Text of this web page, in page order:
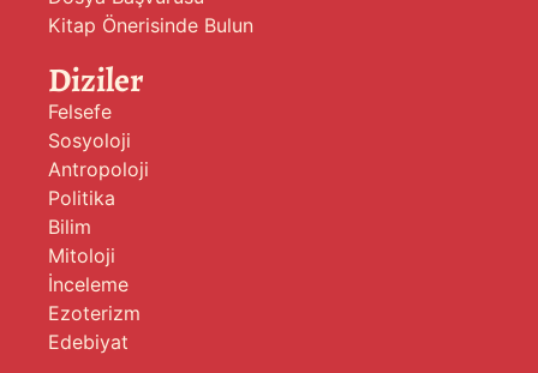
Kitap Önerisinde Bulun
Diziler
Felsefe
Sosyoloji
Antropoloji
Politika
Bilim
Mitoloji
İnceleme
Ezoterizm
Edebiyat